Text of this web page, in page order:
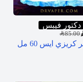
دكتور فيبس
SAR85.00
كريزي ايس 60 مل